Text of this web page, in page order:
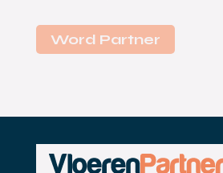
Word Partner